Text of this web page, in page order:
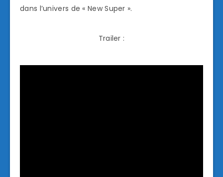
dans l’univers de « New Super ».
Trailer :